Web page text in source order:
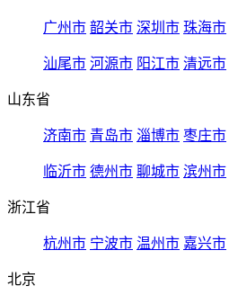
广州市 韶关市 深圳市 珠海市
汕尾市 河源市 阳江市 清远市
山东省
济南市 青岛市 淄博市 枣庄市
临沂市 德州市 聊城市 滨州市
浙江省
杭州市 宁波市 温州市 嘉兴市
北京